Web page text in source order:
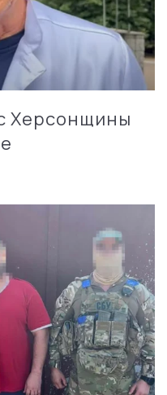
Херсонщины